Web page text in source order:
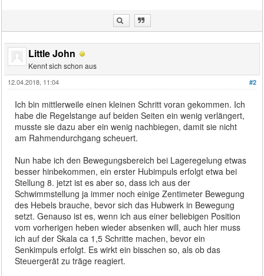
Little John
Kennt sich schon aus
#2
12.04.2018, 11:04
Ich bin mittlerweile einen kleinen Schritt voran gekommen. Ich
habe die Regelstange auf beiden Seiten ein wenig verlängert,
musste sie dazu aber ein wenig nachbiegen, damit sie nicht
am Rahmendurchgang scheuert.
Nun habe ich den Bewegungsbereich bei Lageregelung etwas
besser hinbekommen, ein erster Hubimpuls erfolgt etwa bei
Stellung 8. jetzt ist es aber so, dass ich aus der
Schwimmstellung ja immer noch einige Zentimeter Bewegung
des Hebels brauche, bevor sich das Hubwerk in Bewegung
setzt. Genauso ist es, wenn ich aus einer beliebigen Position
vom vorherigen heben wieder absenken will, auch hier muss
ich auf der Skala ca 1,5 Schritte machen, bevor ein
Senkimpuls erfolgt. Es wirkt ein bisschen so, als ob das
Steuergerät zu träge reagiert.